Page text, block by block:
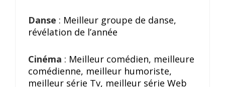
Danse : Meilleur groupe de danse,
révélation de l’année
Cinéma : Meilleur comédien, meilleure
comédienne, meilleur humoriste,
meilleur série Tv, meilleur série Web